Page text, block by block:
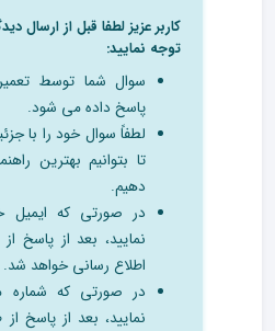
کاربر عزیز لطفا قبل از ارسال
توجه نمایید:
سوال شما توسط
پاسخ داده می شود.
لطفاً سوال خود را با
تا بتوانیم بهترین
دهیم.
در صورتی که ایمیل
نمایید، بعد از پاسخ
اطلاع رسانی خواهد شد.
در صورتی که شماره
نمایید، بعد از پاسخ